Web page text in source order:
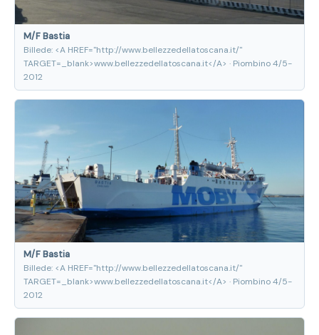
M/F Bastia
Billede: <A HREF="http://www.bellezzedellatoscana.it/"
TARGET=_blank>www.bellezzedellatoscana.it</A> · Piombino 4/5-
2012
M/F Bastia
Billede: <A HREF="http://www.bellezzedellatoscana.it/"
TARGET=_blank>www.bellezzedellatoscana.it</A> · Piombino 4/5-
2012